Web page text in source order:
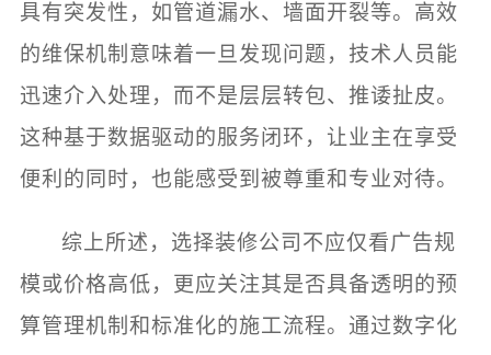
具有突发性，如管道漏水、墙面开裂等。高效
的维保机制意味着一旦发现问题，技术人员能
迅速介入处理，而不是层层转包、推诿扯皮。
这种基于数据驱动的服务闭环，让业主在享受
便利的同时，也能感受到被尊重和专业对待。
综上所述，选择装修公司不应仅看广告规
模或价格高低，更应关注其是否具备透明的预
算管理机制和标准化的施工流程。通过数字化